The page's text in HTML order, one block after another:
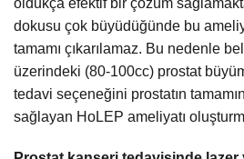
dokusu çok büyüdüğünde bu
tamamı çıkarılamaz. Bu nedenle
üzerindeki (80-100cc) prostat
tedavi seçeneğini prostatın
sağlayan HoLEP ameliyatı